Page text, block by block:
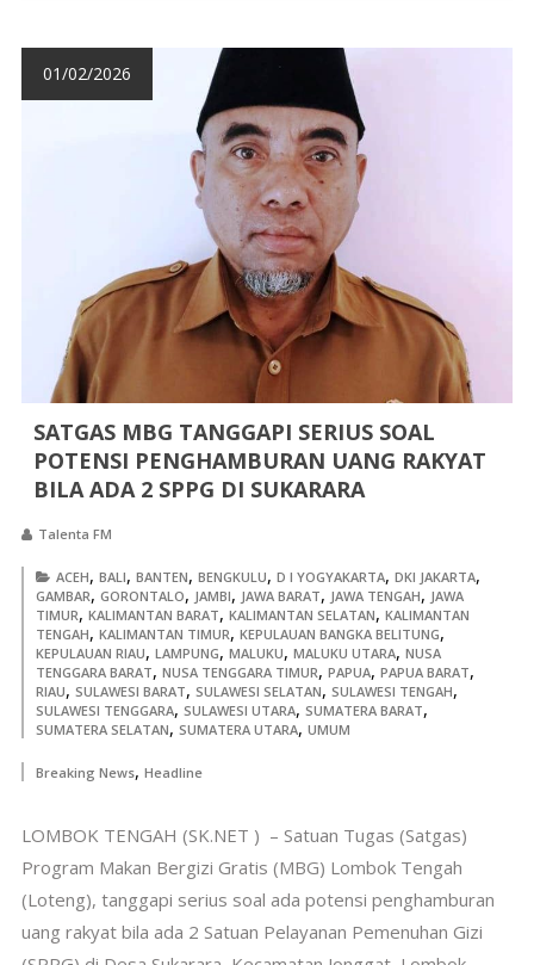
01/02/2026
SATGAS MBG TANGGAPI SERIUS SOAL
POTENSI PENGHAMBURAN UANG RAKYAT
BILA ADA 2 SPPG DI SUKARARA
Talenta FM
ACEH, BALI, BANTEN, BENGKULU, D I YOGYAKARTA, DKI JAKARTA,
GAMBAR, GORONTALO, JAMBI, JAWA BARAT, JAWA TENGAH, JAWA
TIMUR, KALIMANTAN BARAT, KALIMANTAN SELATAN, KALIMANTAN
TENGAH, KALIMANTAN TIMUR, KEPULAUAN BANGKA BELITUNG,
KEPULAUAN RIAU, LAMPUNG, MALUKU, MALUKU UTARA, NUSA
TENGGARA BARAT, NUSA TENGGARA TIMUR, PAPUA, PAPUA BARAT,
RIAU, SULAWESI BARAT, SULAWESI SELATAN, SULAWESI TENGAH,
SULAWESI TENGGARA, SULAWESI UTARA, SUMATERA BARAT,
SUMATERA SELATAN, SUMATERA UTARA, UMUM
Breaking News, Headline
LOMBOK TENGAH (SK.NET ) – Satuan Tugas (Satgas)
Program Makan Bergizi Gratis (MBG) Lombok Tengah
(Loteng), tanggapi serius soal ada potensi penghamburan
uang rakyat bila ada 2 Satuan Pelayanan Pemenuhan Gizi